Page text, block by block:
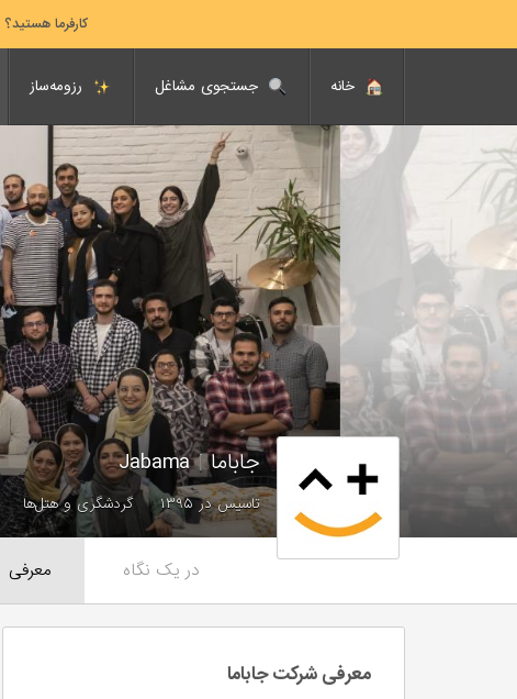
کارفرما هستید؟
خانه جستجوی مشاغل رزومه‌ساز
جاباما|
Jabama
تاسیس در ۱۳۹۵ گردشگری و هتل‌ها
در یک نگاه معرفی
معرفی شرکت جاباما